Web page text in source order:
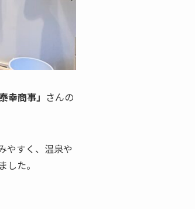
泰幸商事」 さんの
やすく、温泉や
た。